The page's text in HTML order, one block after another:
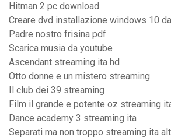
Hitman 2 pc download
Creare dvd installazione windows 10
Padre nostro frisina pdf
Scarica musia da youtube
Ascendant streaming ita hd
Otto donne e un mistero streaming
Il club dei 39 streaming
Film il grande e potente oz streaming
Dance academy 3 streaming ita
Separati ma non troppo streaming ita